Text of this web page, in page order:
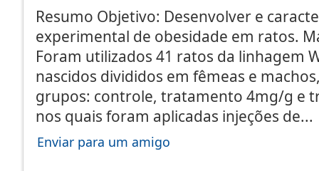
Resumo Objetivo: Desenvolver e
experimental de obesidade em ratos.
Foram utilizados 41 ratos da linhagem
nascidos divididos em fêmeas e
grupos: controle, tratamento 4mg/g e
nos quais foram aplicadas injeções
Enviar para um amigo